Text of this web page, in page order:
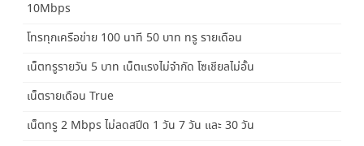
10Mbps
โทรทุกเครือข่าย 100 นาที 50 บาท ทรู รายเดือน
เน็ตทรูรายวัน 5 บาท เน็ตแรงไม่จำกัด โซเชียลไม่อั้น
เน็ตรายเดือน True
เน็ตทรู 2 Mbps ไม่ลดสปีด 1 วัน 7 วัน และ 30 วัน